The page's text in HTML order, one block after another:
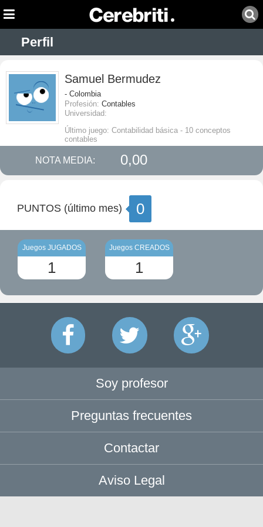
Perfil
Samuel Bermudez
- Colombia
Profesión: Contables
Universidad:
Último juego: Contabilidad básica - 10 conceptos
contables
NOTA MEDIA: 0,00
PUNTOS (último mes) 0
Juegos JUGADOS
1
Juegos CREADOS
1
Soy profesor
Preguntas frecuentes
Contactar
Aviso Legal